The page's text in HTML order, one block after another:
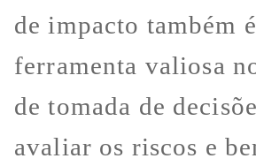
de impacto também
ferramenta valiosa
de tomada de
avaliar os riscos e